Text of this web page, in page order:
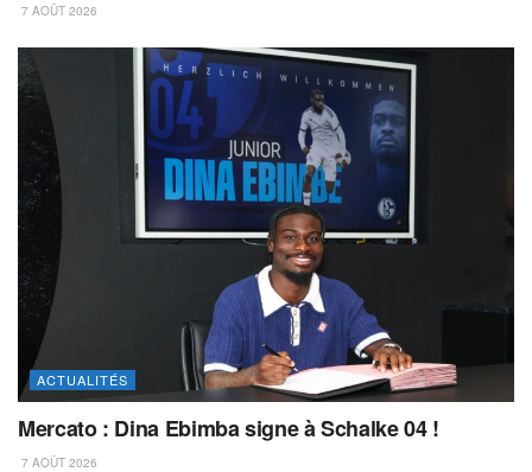
7 AOÛT 2026
ACTUALITÉS
Mercato : Dina Ebimba signe à Schalke 04 !
7 AOÛT 2026